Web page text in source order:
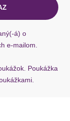
á) o
e-mailom.
Poukážka